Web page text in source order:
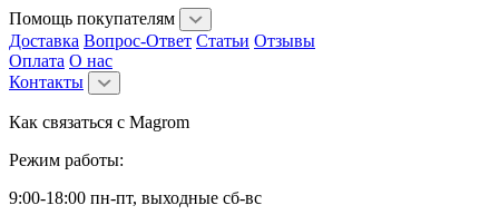
Помощь покупателям
Доставка Вопрос-Ответ Статьи Отзывы
Оплата О нас
Контакты
Как связаться с Magrom
Режим работы:
9:00-18:00 пн-пт, выходные сб-вс